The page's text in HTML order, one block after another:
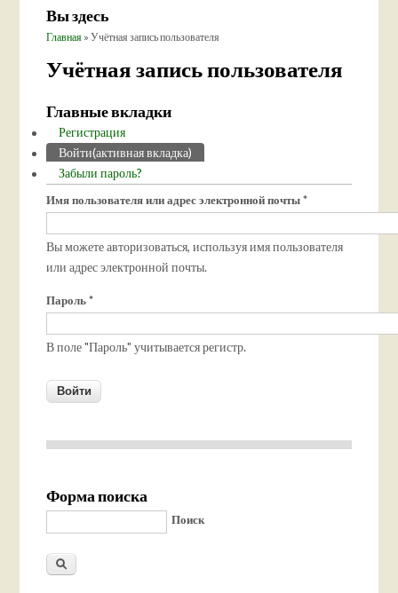
Вы здесь
Главная » Учётная запись пользователя
Учётная запись пользователя
Главные вкладки
Регистрация
Войти(активная вкладка)
Забыли пароль?
Имя пользователя или адрес электронной почты*
Вы можете авторизоваться, используя имя пользователя
или адрес электронной почты.
Пароль*
В поле "Пароль" учитывается регистр.
Форма поиска
Поиск